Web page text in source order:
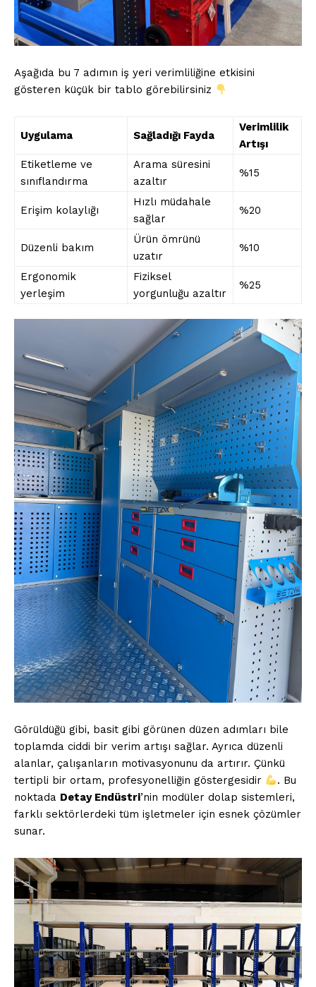
Saf Ses !!!
Aşağıda bu 7 adımın iş yeri verimliliğine etkisini
gösteren küçük bir tablo görebilirsiniz
Uygulama Sağladığı Fayda
Verimlilik
Artışı
Etiketleme ve
sınıflandırma
Arama süresini
azaltır
%15
Erişim kolaylığı
Hızlı müdahale
sağlar
%20
Düzenli bakım
Ürün ömrünü
uzatır
%10
Ergonomik
yerleşim
Fiziksel
yorgunluğu azaltır
%25
Görüldüğü gibi, basit gibi görünen düzen adımları bile
toplamda ciddi bir verim artışı sağlar. Ayrıca düzenli
alanlar, çalışanların motivasyonunu da artırır. Çünkü
tertipli bir ortam, profesyonelliğin göstergesidir
. Bu
noktada Detay Endüstri’nin modüler dolap sistemleri,
farklı sektörlerdeki tüm işletmeler için esnek çözümler
sunar.